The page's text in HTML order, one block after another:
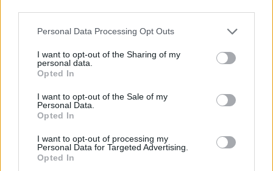
Personal Data Processing Opt Outs
I want to opt-out of the Sharing of my
personal data.
Opted In
I want to opt-out of the Sale of my
Personal Data.
Opted In
I want to opt-out of processing my
Personal Data for Targeted Advertising.
Opted In
“L’amore dall’altra parte del
del libro di Laura Primon e Angelo
STAY CONNECTED
9,253